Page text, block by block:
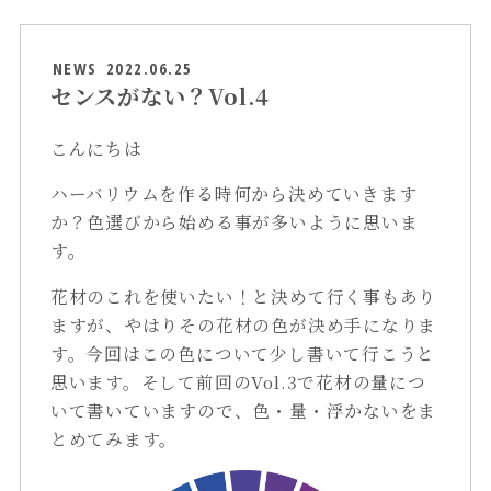
NEWS 2022.06.25
センスがない？Vol.4
こんにちは
ハーバリウムを作る時何から決めていきます
か？色選びから始める事が多いように思いま
す。
花材のこれを使いたい！と決めて行く事もあり
ますが、やはりその花材の色が決め手になりま
す。今回はこの色について少し書いて行こうと
思います。そして前回のVol.3で花材の量につ
いて書いていますので、色・量・浮かないをま
とめてみます。